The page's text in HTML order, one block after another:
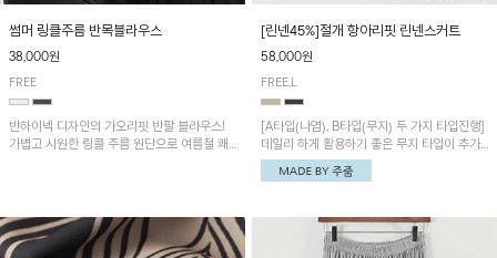
썸머 링클주름 반목블라우스
38,000원
FREE
반하이넥 디자인의 가오리핏 반팔 블라우스!
가볍고 시원한 링클 주름 원단으로 여름철 쾌
[린넨45%]절개 항아리핏 린넨스커트
58,000원
FREE,L
[A타입(나염), B타입(무지) 두 가지 타입진행]
데일리 하게 활용하기 좋은 무지 타입이 추가
되었어요~ 볼륨감 있는 항아리핏 실루엣이 유
니크하며 포켓디테일이 POINT!